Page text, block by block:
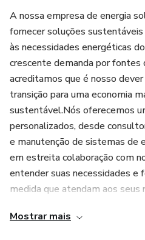
A nossa empresa de energia
fornecer soluções
às necessidades energéticas
crescente demanda por fontes
acreditamos que é nosso
transição para uma economia
sustentável.Nós oferecemos
personalizados, desde
e manutenção de sistemas de
em estreita colaboração com
entender suas necessidades e
medida que atendam aos seus
A nossa equipe é composta
Mostrar mais